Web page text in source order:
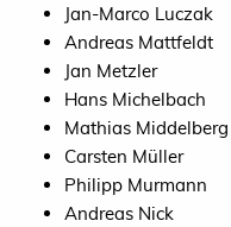
Jan-Marco Luczak
Andreas Mattfeldt
Jan Metzler
Hans Michelbach
Mathias Middelberg
Carsten Müller
Philipp Murmann
Andreas Nick